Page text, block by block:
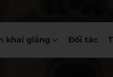
khai giảng Đối tác